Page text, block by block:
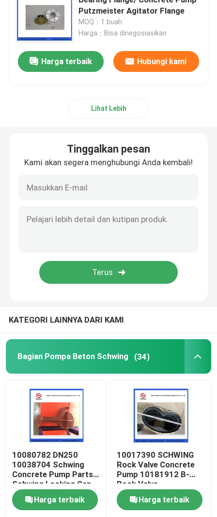
suku cadang truk pengaduk beton
Suku cadang pabrik batching
selang karet pompa beton
Beton Boom Placer
Suku Cadang Pompa Beton Zoomlion
Aksesoris Pompa Beton
Truk Pompa Beton Bekas
Putzmeister Agitator Flange
MOQ：1 buah
Harga：Bisa dinegosiasikan
Harga terbaik Hubungi kami
Lihat Lebih
Tinggalkan pesan
Kami akan segera menghubungi Anda kembali!
KATEGORI LAINNYA DARI KAMI
Bagian Pompa Beton Schwing (34)
10080782 DN250
10038704 Schwing
Concrete Pump Parts
Schwing Locking Cap
Harga terbaik
10017390 SCHWING
Rock Valve Concrete
Pump 10181912 B-
Rock Valve
220/180/10059467
210/180Harga terbaik